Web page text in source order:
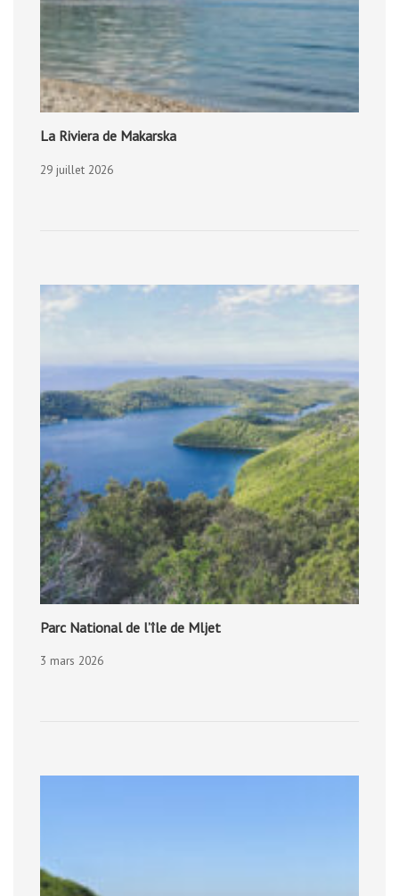
La Riviera de Makarska
29 juillet 2026
Parc National de l’île de Mljet
3 mars 2026